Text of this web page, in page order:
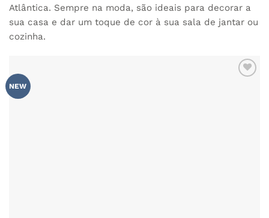
Atlântica. Sempre na moda, são ideais para decorar a
sua casa e dar um toque de cor à sua sala de jantar ou
cozinha.
NEW